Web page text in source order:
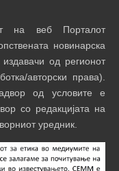
на веб Порталот
новинарска
од регионот
авторски права).
од условите е
со редакцијата на
уредник.